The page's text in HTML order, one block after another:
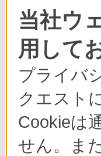
当社ウ
用して
プライバ
クエスト
Cookieは
せん。ま